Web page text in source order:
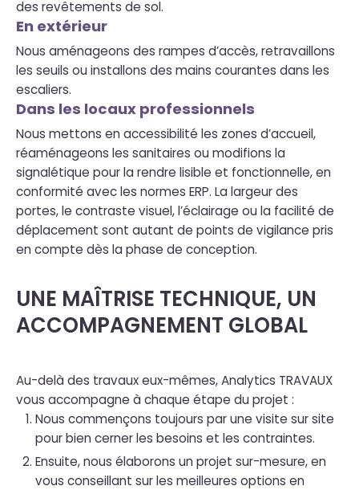
des revêtements de sol.
En extérieur
Nous aménageons des rampes d’accès, retravaillons
les seuils ou installons des mains courantes dans les
escaliers.
Dans les locaux professionnels
Nous mettons en accessibilité les zones d’accueil,
réaménageons les sanitaires ou modifions la
signalétique pour la rendre lisible et fonctionnelle, en
conformité avec les normes ERP. La largeur des
portes, le contraste visuel, l’éclairage ou la facilité de
déplacement sont autant de points de vigilance pris
en compte dès la phase de conception.
UNE MAÎTRISE TECHNIQUE, UN
ACCOMPAGNEMENT GLOBAL
Au-delà des travaux eux-mêmes, Analytics TRAVAUX
vous accompagne à chaque étape du projet :
Nous commençons toujours par une visite sur site
pour bien cerner les besoins et les contraintes.
Ensuite, nous élaborons un projet sur-mesure, en
vous conseillant sur les meilleures options en